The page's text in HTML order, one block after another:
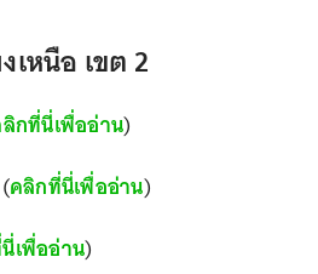
หนือ เขต 2
กที่นี่เพื่ออ่าน)
คลิกที่นี่เพื่ออ่าน)
เพื่ออ่าน)